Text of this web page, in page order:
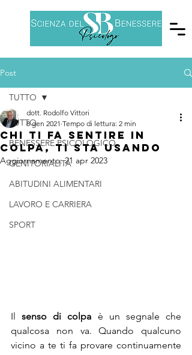
Post
TUTTO
BENESSERE PSICOLOGICO
GENITORIALITÀ
ABITUDINI ALIMENTARI
LAVORO E CARRIERA
SPORT
TUTTO
Chi ti fa sentire in
colpa, ti sta usando
dott. Rodolfo Vittori
8 gen 2021 Tempo di lettura: 2 min
Aggiornamento:21 apr 2023
Il senso di colpa è un segnale che
qualcosa non va. Quando qualcuno
vicino a te ti fa provare continuamente